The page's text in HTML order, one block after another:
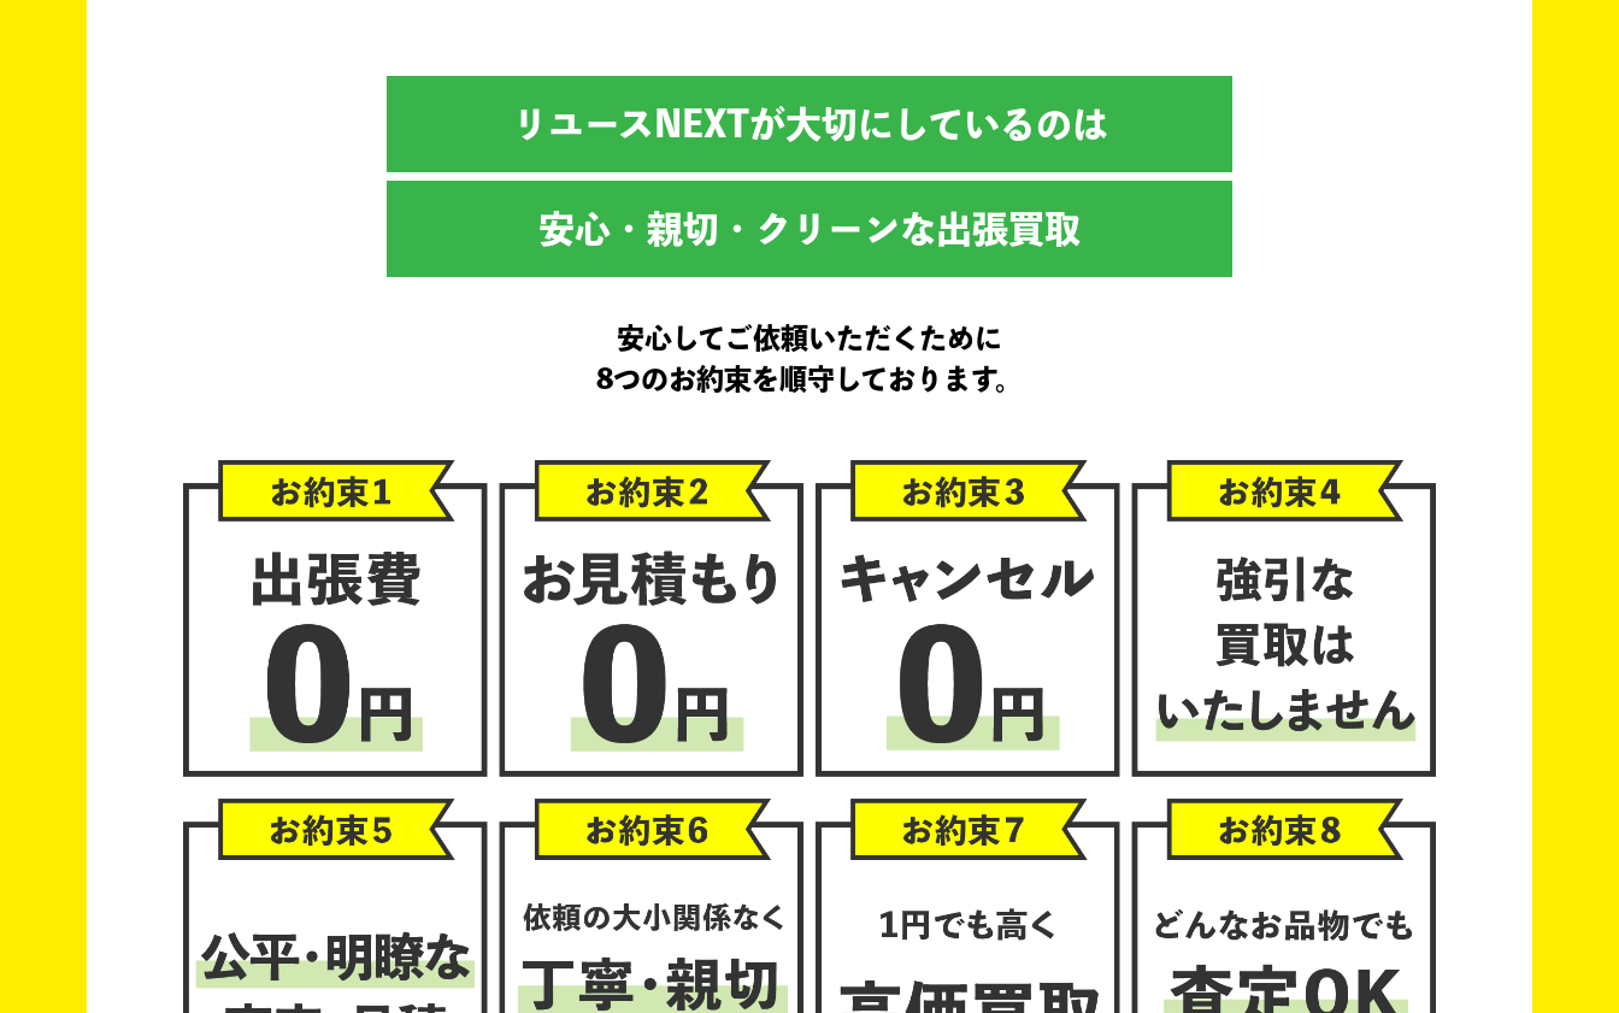
リユースNEXTが大切にしているのは
安心・親切・クリーンな出張買取
安心してご依頼いただくために
8つのお約束を順守しております。